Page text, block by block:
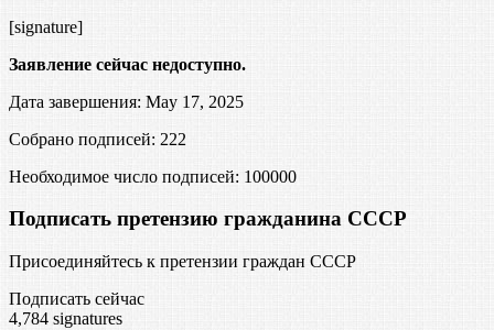
[signature]
Заявление сейчас недоступно.
Дата завершения: May 17, 2025
Собрано подписей: 222
Необходимое число подписей: 100000
Подписать претензию гражданина СССР
Присоединяйтесь к претензии граждан СССР
Подписать сейчас
4,784 signatures